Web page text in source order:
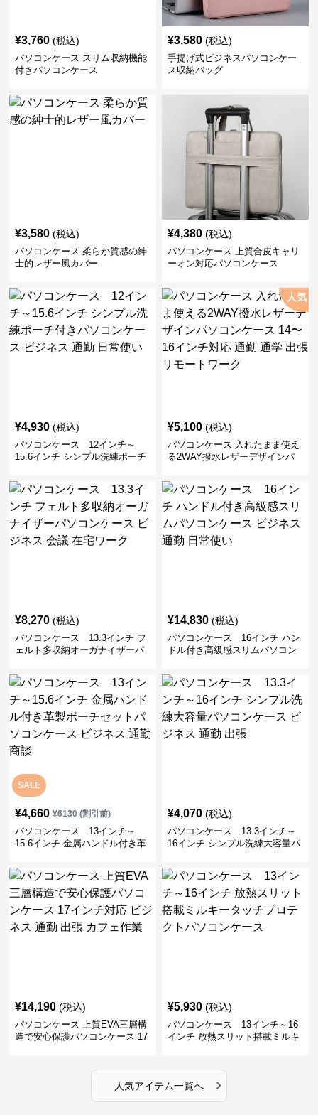
¥3,760 (税込)
パソコンケース スリム収納機能
付きパソコンケース
¥3,580 (税込)
手提げ式ビジネスパソコンケー
ス収納バッグ
¥3,580 (税込)
パソコンケース 柔らか質感の紳
士的レザー風カバー
¥4,380 (税込)
パソコンケース 上質合皮キャリ
ーオン対応パソコンケース
¥4,930 (税込)
パソコンケース 12インチ～
15.6インチ シンプル洗練ポーチ
勤 日常使い
人気
¥5,100 (税込)
パソコンケース 入れたまま使え
る2WAY撥水レザーデザインパ
通勤 通学 出張 リモートワーク
¥8,270 (税込)
パソコンケース 13.3インチ フ
ェルト多収納オーガナイザーパ
宅ワーク
¥14,830 (税込)
パソコンケース 16インチ ハン
ドル付き高級感スリムパソコン
SALE
¥4,660 ¥6130(割引前)
パソコンケース 13インチ～
15.6インチ 金属ハンドル付き革
ビジネス 通勤 商談
¥4,070 (税込)
パソコンケース 13.3インチ～
16インチ シンプル洗練大容量パ
張
¥14,190 (税込)
パソコンケース 上質EVA三層構
造で安心保護パソコンケース 17
¥5,930 (税込)
パソコンケース 13インチ～16
インチ 放熱スリット搭載ミルキ
人気アイテム一覧へ ›